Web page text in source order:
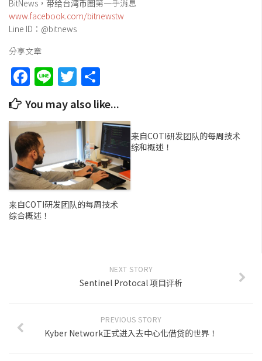
BitNews，带给台湾币圈第一手消息
www.facebook.com/bitnewstw
Line ID：@bitnews
分享文章
Facebook
LineTwitter
You may also like...
来自COTI研发团队的每周技术
综合概述！
来自COTI研发团队的每周技术
综和概述！
NEXT STORY
Sentinel Protocal 项目评析
PREVIOUS STORY
Kyber Network正式进入去中心化借贷的世界！